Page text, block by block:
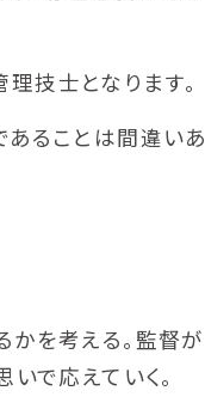
技士となります。
あることは間違いあ
かを考える。監督が
で応えていく。